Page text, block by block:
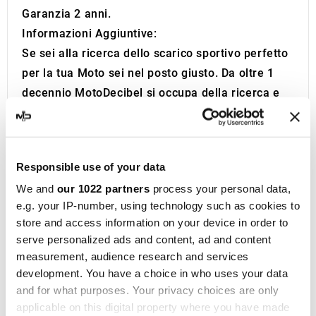
Responsible use of your data
We and our 1022 partners process your personal data,
e.g. your IP-number, using technology such as cookies to
store and access information on your device in order to
serve personalized ads and content, ad and content
measurement, audience research and services
development. You have a choice in who uses your data
and for what purposes. Your privacy choices are only
applicable on this digital property where you have made
Garanzia 2 anni.
Informazioni Aggiuntive:
Se sei alla ricerca dello scarico sportivo perfetto
per la tua Moto sei nel posto giusto. Da oltre 1
decennio MotoDecibel si occupa della ricerca e
della rivendita dei migliori Scarichi Sportivi,
Silenziatore o lo Scarico della tua Moto non
esitare a contattarci.
IXILnasce a Barcellona nel 1955 ed è ora un
marchio consolidato nel campo delle corse
motociclistiche, presente in oltre 40 distributori
dislocati in cinque continenti. Con oltre
cinquant'anni di esperienza, la società progetta
sistemi di scarico e silenziatoriper una vasta